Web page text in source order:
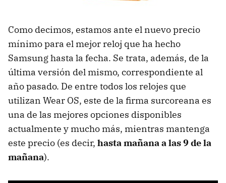
Como decimos, estamos ante el nuevo precio
mínimo para el mejor reloj que ha hecho
Samsung hasta la fecha. Se trata, además, de la
última versión del mismo, correspondiente al
año pasado. De entre todos los relojes que
utilizan Wear OS, este de la firma surcoreana es
una de las mejores opciones disponibles
actualmente y mucho más, mientras mantenga
este precio (es decir, hasta mañana a las 9 de la
mañana).